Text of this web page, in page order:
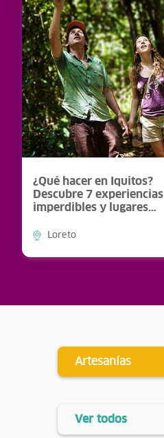
¿Qué hacer en Iquitos?
Descubre 7 experiencias
imperdibles y lugares
van a enamorar
Loreto
Artesanías
Ver todos